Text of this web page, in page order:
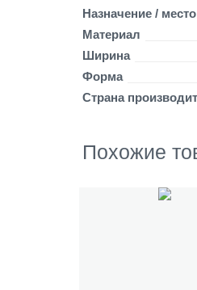
Назначение /
Материал
Ширина
Форма
Страна
Похожие